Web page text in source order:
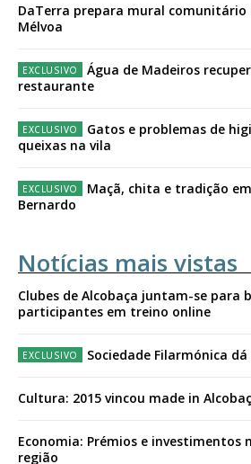
DaTerra prepara mural comunitário
Mélvoa
Água de Madeiros
restaurante
Gatos e problemas de
queixas na vila
Maçã, chita e tradição
Bernardo
Notícias mais vistas
Clubes de Alcobaça juntam-se para
participantes em treino online
Sociedade Filarmónica
Cultura: 2015 vincou made in
Economia: Prémios e investimentos
região